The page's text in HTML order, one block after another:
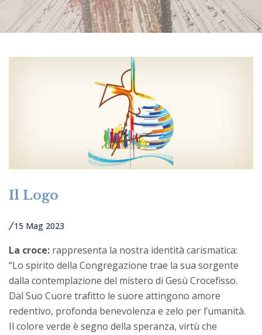
Il Logo
15 Mag 2023
La croce: rappresenta la nostra identità carismatica:
“Lo spirito della Congregazione trae la sua sorgente
dalla contemplazione del mistero di Gesù Crocefisso.
Dal Suo Cuore trafitto le suore attingono amore
redentivo, profonda benevolenza e zelo per l’umanità.
Il colore verde è segno della speranza, virtù che